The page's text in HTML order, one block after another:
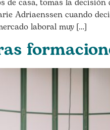
de casa, tomas la
Adriaenssen cuando
laboral muy […]